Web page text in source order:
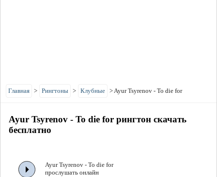
Главная > Рингтоны > Клубные >Ayur Tsyrenov - To die for
Ayur Tsyrenov - To die for рингтон скачать
бесплатно
Ayur Tsyrenov - To die for
прослушать онлайн